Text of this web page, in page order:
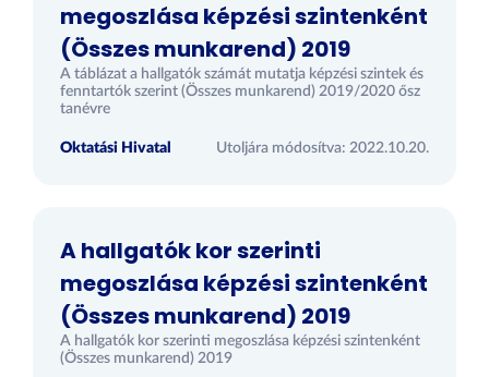
megoszlása képzési szintenként
(Összes munkarend) 2019
A táblázat a hallgatók számát mutatja képzési szintek és
fenntartók szerint (Összes munkarend) 2019/2020 ősz
tanévre
Oktatási Hivatal Utoljára módosítva: 2022.10.20.
A hallgatók kor szerinti
megoszlása képzési szintenként
(Összes munkarend) 2019
A hallgatók kor szerinti megoszlása képzési szintenként
(Összes munkarend) 2019